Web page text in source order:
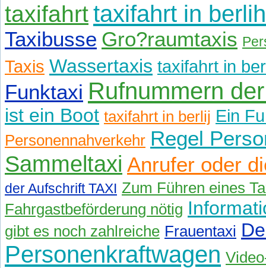
taxifahrttaxifahrt in berlih
Taxibusse Gro?raumtaxis
Taxis Wassertaxis taxifahrt in
Funktaxi Rufnummern
ist ein Boot taxifahrt in berlij Ein
Personennahverkehr Regel
Sammeltaxi Anrufer oder
der Aufschrift TAXI Zum Führen eines
Fahrgastbeförderung nötig
gibt es noch zahlreiche Frauentaxi
Personenkraftwagen